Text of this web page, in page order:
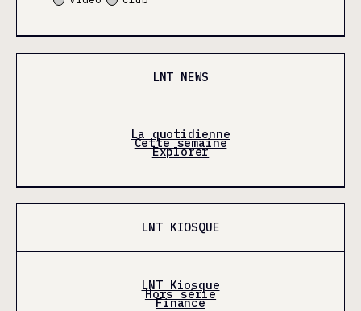
LNT NEWS
La quotidienne
Cette semaine
Explorer
LNT KIOSQUE
LNT Kiosque
Hors série
Finance